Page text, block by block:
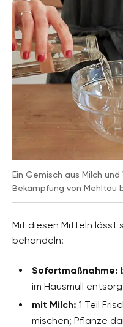
Ein Gemisch aus Milch
Bekämpfung von Mehltau
Mit diesen Mitteln lässt
behandeln:
Sofortmaßnahme:
im Hausmüll
mit Milch: 1 Teil
mischen; Pflanze